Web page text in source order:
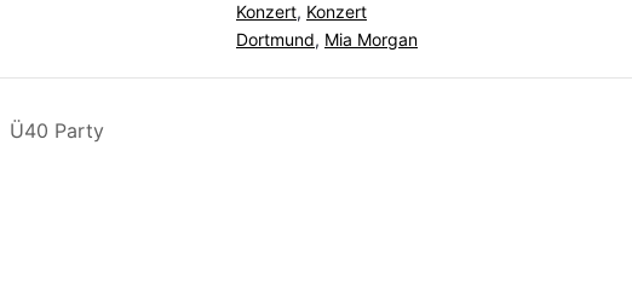
Konzert, Konzert
Dortmund, Mia Morgan
Ü40 Party